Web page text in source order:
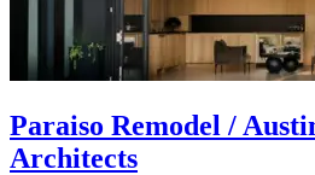
Paraiso Remodel /
Architects